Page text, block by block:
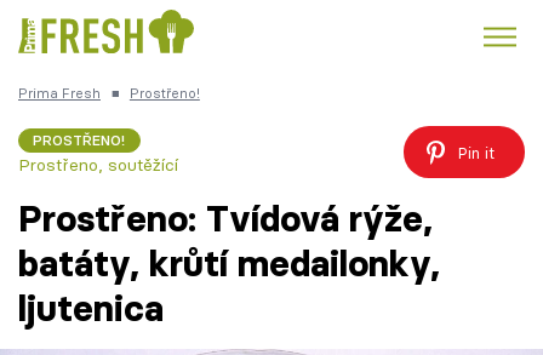
Česká kuchyně
Témata
Prima Fresh ■ Prostřeno!
PROSTŘENO!
Prostřeno, soutěžící
Pin it
Prostřeno: Tvídová rýže,
batáty, krůtí medailonky,
ljutenica